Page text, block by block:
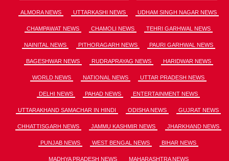
ALMORA NEWS UTTARKASHI NEWS UDHAM SINGH NAGAR NEWS
CHAMPAWAT NEWS CHAMOLI NEWS TEHRI GARHWAL NEWS
NAINITAL NEWS PITHORAGARH NEWS PAURI GARHWAL NEWS
BAGESHWAR NEWS RUDRAPRAYAG NEWS HARIDWAR NEWS
WORLD NEWS NATIONAL NEWS UTTAR PRADESH NEWS
DELHI NEWS PAHAD NEWS ENTERTAINMENT NEWS
UTTARAKHAND SAMACHAR IN HINDI ODISHA NEWS GUJRAT NEWS
CHHATTISGARH NEWS JAMMU KASHMIR NEWS JHARKHAND NEWS
PUNJAB NEWS WEST BENGAL NEWS BIHAR NEWS
MADHYA PRADESH NEWS MAHARASHTRA NEWS